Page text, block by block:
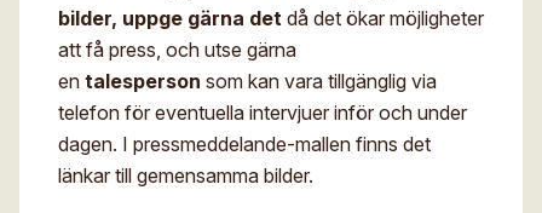
bilder, uppge gärna det då det ökar möjligheter
att få press, och utse gärna
en talesperson som kan vara tillgänglig via
telefon för eventuella intervjuer inför och under
dagen. I pressmeddelande-mallen finns det
länkar till gemensamma bilder.